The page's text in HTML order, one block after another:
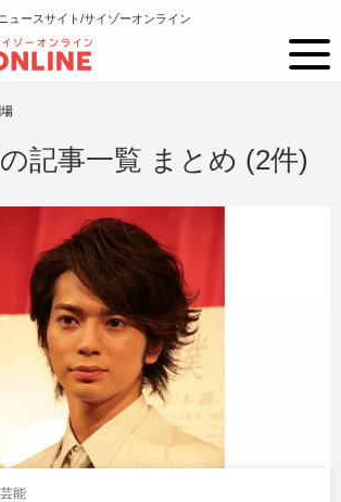
ュースサイト/サイゾーオンライン
記事一覧 まとめ (2件)
芸能